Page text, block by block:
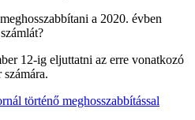
a 2020. évben
12-ig eljuttatni az erre vonatkozó
történő meghosszabbítással